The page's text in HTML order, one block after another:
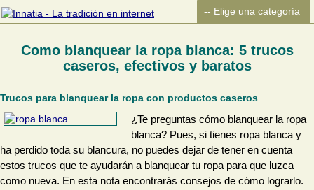
Como blanquear la ropa blanca: 5 trucos
caseros, efectivos y baratos
Trucos para blanquear la ropa con productos caseros
¿Te preguntas cómo blanquear la ropa
blanca? Pues, si tienes ropa blanca y
ha perdido toda su blancura, no puedes dejar de tener en cuenta
estos trucos que te ayudarán a blanquear tu ropa para que luzca
como nueva. En esta nota encontrarás consejos de cómo lograrlo.